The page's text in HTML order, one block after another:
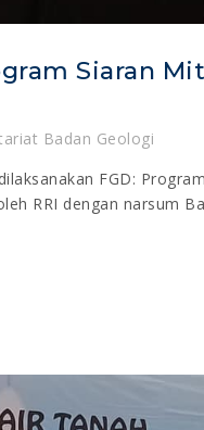
Siaran
Badan Geologi
FGD:
RRI dengan narsum